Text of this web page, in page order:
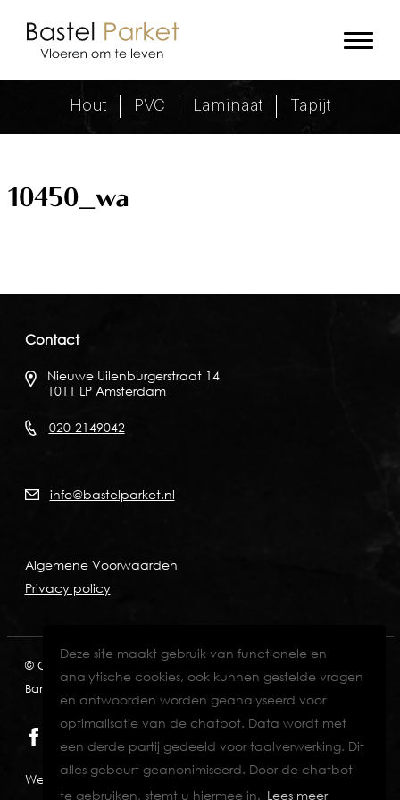
Deze site maakt gebruik van functionele en
analytische cookies, ook kunnen gestelde vragen
en antwoorden worden geanalyseerd voor
optimalisatie van de chatbot. Data wordt met
een derde partij gedeeld voor taalverwerking. Dit
alles gebeurt geanonimiseerd. Door de chatbot
te gebruiken, stemt u hiermee in. Lees meer
10450_wa Archieven - Bastel
Hout PVC Laminaat Tapijt
10450_wa
Contact
Nieuwe Uilenburgerstraat 14
1011 LP Amsterdam
020-2149042
info@bastelparket.nl
Algemene Voorwaarden
Privacy policy
© Copyright 2026 KVK: 60772697
Bank: NL82INGB0006711429
Website designed & developed by Eenvoud.